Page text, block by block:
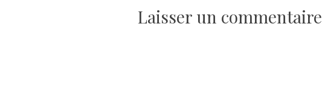
l’article
Laisser un commentaire